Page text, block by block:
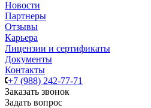
Новости
Партнеры
Отзывы
Карьера
Лицензии и сертификаты
Документы
Контакты
+7 (988) 242-77-71
Заказать звонок
Задать вопрос